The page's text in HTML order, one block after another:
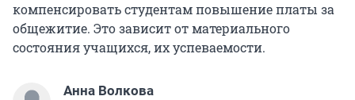
компенсировать студентам повышение платы за
общежитие. Это зависит от материального
состояния учащихся, их успеваемости.
Анна Волкова